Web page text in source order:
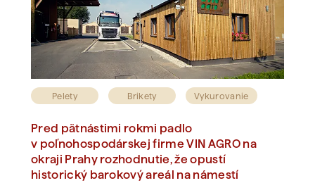
Neboli nájdené žiadne pojmy.
Zobraziť všetko
Pelety Brikety Vykurovanie
Pred pätnástimi rokmi padlo
v poľnohospodárskej firme VIN AGRO na
okraji Prahy rozhodnutie, že opustí
historický barokový areál na námestí